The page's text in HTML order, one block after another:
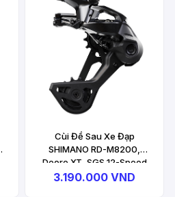
Cùi Đề Sau Xe Đạp
SHIMANO RD-M8200,
Deore XT, SGS 12-Speed
3.190.000 VND